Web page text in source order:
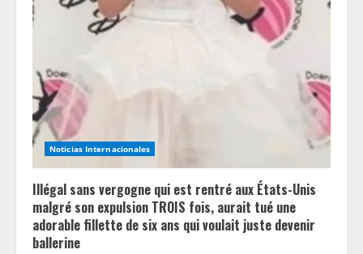
Noticias Internacionales
Illégal sans vergogne qui est rentré aux États-Unis
malgré son expulsion TROIS fois, aurait tué une
adorable fillette de six ans qui voulait juste devenir
ballerine